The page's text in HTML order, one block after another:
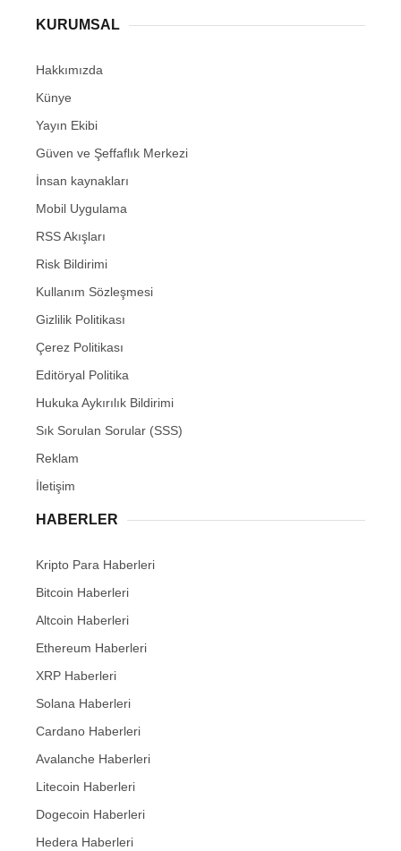
KURUMSAL
Hakkımızda
Künye
Yayın Ekibi
Güven ve Şeffaflık Merkezi
İnsan kaynakları
Mobil Uygulama
RSS Akışları
Risk Bildirimi
Kullanım Sözleşmesi
Gizlilik Politikası
Çerez Politikası
Editöryal Politika
Hukuka Aykırılık Bildirimi
Sık Sorulan Sorular (SSS)
Reklam
İletişim
HABERLER
Kripto Para Haberleri
Bitcoin Haberleri
Altcoin Haberleri
Ethereum Haberleri
XRP Haberleri
Solana Haberleri
Cardano Haberleri
Avalanche Haberleri
Litecoin Haberleri
Dogecoin Haberleri
Hedera Haberleri